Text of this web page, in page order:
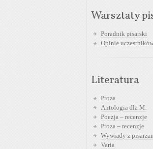
Warsztaty
Poradnik pisarski
Opinie
Literatura
Proza
Antologia dla M.
Poezja – recenzje
Proza – recenzje
Wywiady z
Varia